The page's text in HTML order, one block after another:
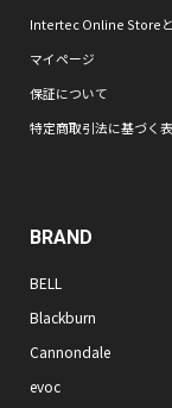
Intertec Online Store
マイページ
保証について
特定商取引法に基づく
BRAND
BELL
Blackburn
Cannondale
evoc